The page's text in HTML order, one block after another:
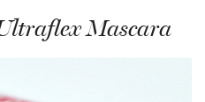
Mascara